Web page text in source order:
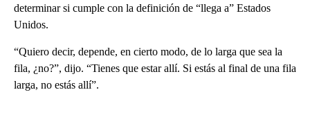
determinar si cumple con la definición de “llega a” Estados
Unidos.
“Quiero decir, depende, en cierto modo, de lo larga que sea la
fila, ¿no?”, dijo. “Tienes que estar allí. Si estás al final de una fila
larga, no estás allí”.